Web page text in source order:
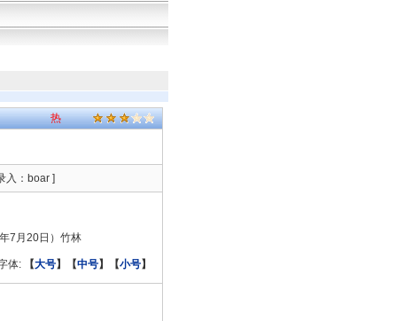
何公告！
热
入：boar ]
7月20日）竹林
体: 【大号】 【中号】 【小号】